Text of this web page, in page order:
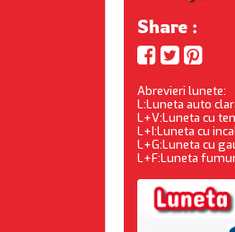
Share :
Abrevieri lunete:
L:Luneta auto
L+V:Luneta cu
L+I:Luneta cu
L+G:Luneta cu
L+F:Luneta